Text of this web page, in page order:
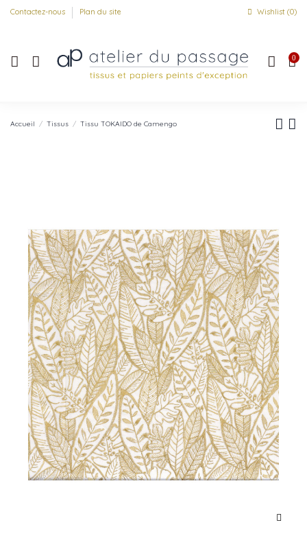
Contactez-nous Plan du site Wishlist (0)
0
Accueil Tissus Tissu TOKAIDO de Camengo